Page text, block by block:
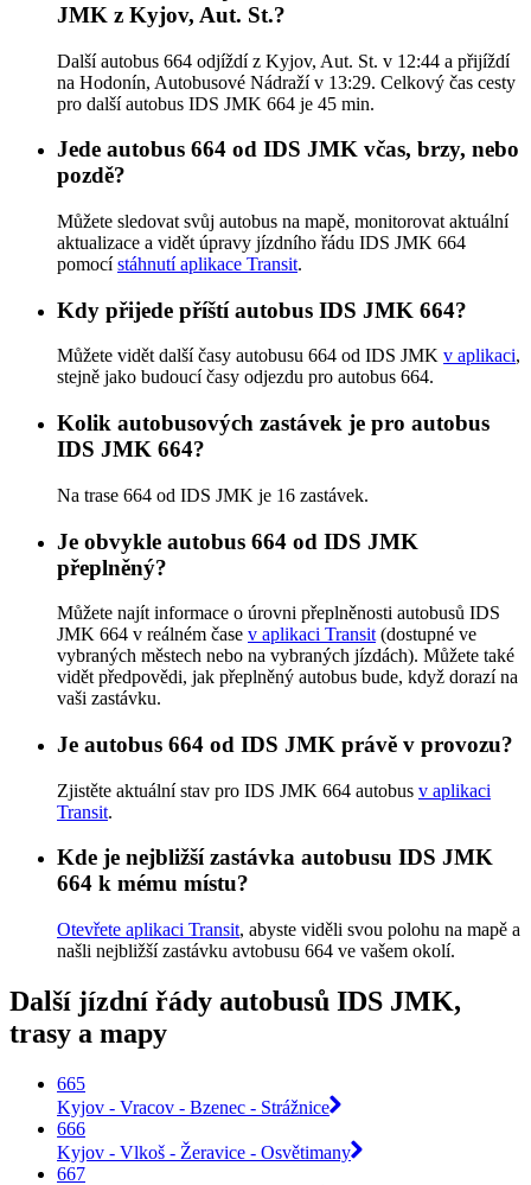
JMK z Kyjov, Aut. St.?
Další autobus 664 odjíždí z Kyjov, Aut. St. v 12:44 a přijíždí
na Hodonín, Autobusové Nádraží v 13:29. Celkový čas cesty
pro další autobus IDS JMK 664 je 45 min.
Jede autobus 664 od IDS JMK včas, brzy, nebo
pozdě?
Můžete sledovat svůj autobus na mapě, monitorovat aktuální
aktualizace a vidět úpravy jízdního řádu IDS JMK 664
pomocístáhnutí aplikace Transit.
Kdy přijede příští autobus IDS JMK 664?
Můžete vidět další časy autobusu 664 od IDS JMK v aplikaci,
stejně jako budoucí časy odjezdu pro autobus 664.
Kolik autobusových zastávek je pro autobus
IDS JMK 664?
Na trase 664 od IDS JMK je 16 zastávek.
Je obvykle autobus 664 od IDS JMK
přeplněný?
Můžete najít informace o úrovni přeplněnosti autobusů IDS
JMK 664 v reálném čase v aplikaci Transit (dostupné ve
vybraných městech nebo na vybraných jízdách). Můžete také
vidět předpovědi, jak přeplněný autobus bude, když dorazí na
vaši zastávku.
Je autobus 664 od IDS JMK právě v provozu?
Zjistěte aktuální stav pro IDS JMK 664 autobus v aplikaci
Transit.
Kde je nejbližší zastávka autobusu IDS JMK
664 k mému místu?
Otevřete aplikaci Transit, abyste viděli svou polohu na mapě a
našli nejbližší zastávku avtobusu 664 ve vašem okolí.
Další jízdní řády autobusů IDS JMK,
trasy a mapy
665
Kyjov - Vracov - Bzenec - Strážnice
666
Kyjov - Vlkoš - Žeravice - Osvětimany
667